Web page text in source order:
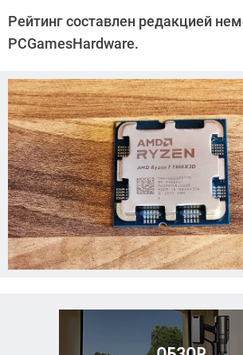
Калашников
Рейтинг составлен редакцией
PCGamesHardware.